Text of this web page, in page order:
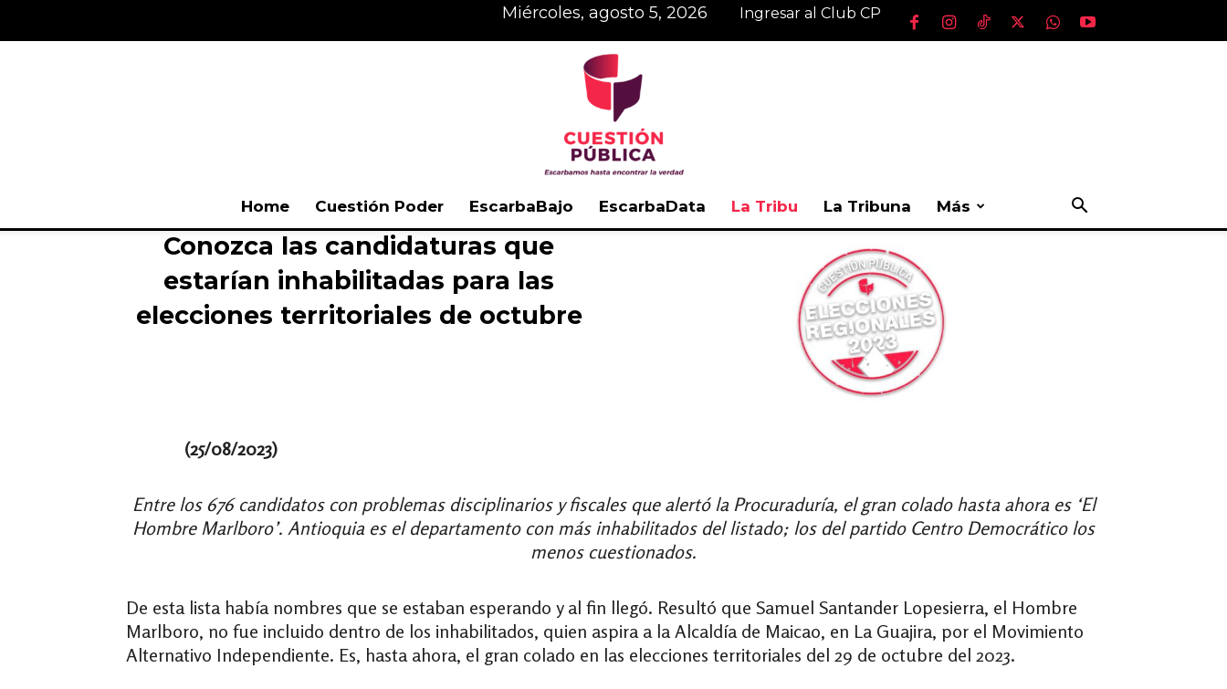
miércoles, agosto 5, 2026 Ingresar al Club CP
Home Cuestión Poder EscarbaBajo EscarbaData La Tribu La Tribuna Más
Conozca las candidaturas que
estarían inhabilitadas para las
elecciones territoriales de octubre
(25/08/2023)
Entre los 676 candidatos con problemas disciplinarios y fiscales que alertó la Procuraduría, el gran colado hasta ahora es ‘El
Hombre Marlboro’. Antioquia es el departamento con más inhabilitados del listado; los del partido Centro Democrático los
menos cuestionados.
De esta lista había nombres que se estaban esperando y al fin llegó. Resultó que Samuel Santander Lopesierra, el Hombre
Marlboro, no fue incluido dentro de los inhabilitados, quien aspira a la Alcaldía de Maicao, en La Guajira, por el Movimiento
Alternativo Independiente. Es, hasta ahora, el gran colado en las elecciones territoriales del 29 de octubre del 2023.